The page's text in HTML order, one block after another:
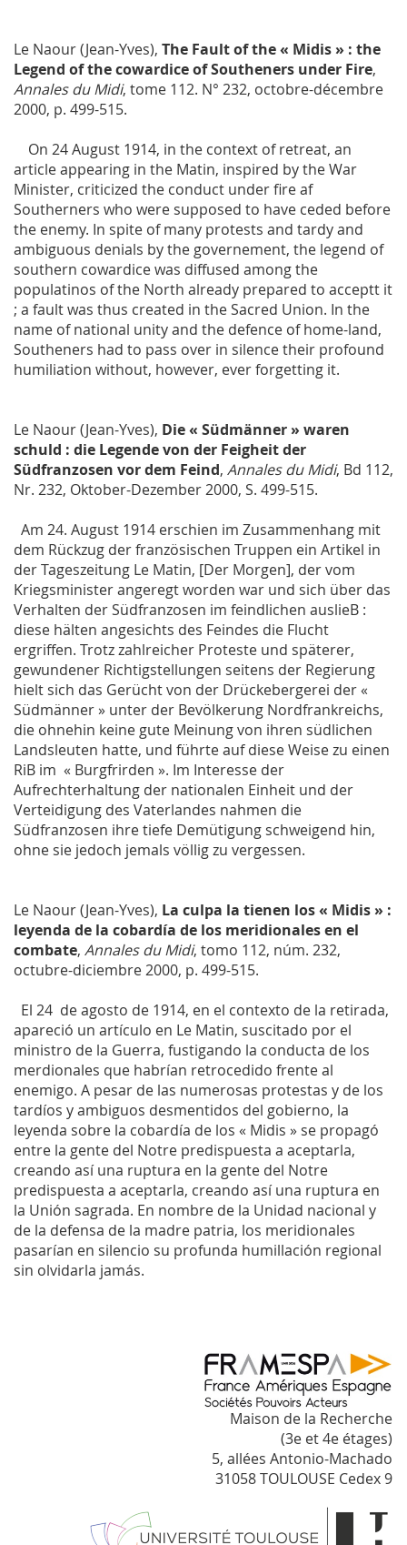
Le Naour (Jean-Yves), The Fault of the « Midis » : the
Legend of the cowardice of Southeners under Fire,
Annales du Midi, tome 112. N° 232, octobre-décembre
2000, p. 499-515.
On 24 August 1914, in the context of retreat, an
article appearing in the Matin, inspired by the War
Minister, criticized the conduct under fire af
Southerners who were supposed to have ceded before
the enemy. In spite of many protests and tardy and
ambiguous denials by the governement, the legend of
southern cowardice was diffused among the
populatinos of the North already prepared to acceptt it
; a fault was thus created in the Sacred Union. In the
name of national unity and the defence of home-land,
Southeners had to pass over in silence their profound
humiliation without, however, ever forgetting it.
Le Naour (Jean-Yves), Die « Südmänner » waren
schuld : die Legende von der Feigheit der
Südfranzosen vor dem Feind, Annales du Midi, Bd 112,
Nr. 232, Oktober-Dezember 2000, S. 499-515.
Am 24. August 1914 erschien im Zusammenhang mit
dem Rückzug der französischen Truppen ein Artikel in
der Tageszeitung Le Matin, [Der Morgen], der vom
Kriegsminister angeregt worden war und sich über das
Verhalten der Südfranzosen im feindlichen auslieB :
diese hälten angesichts des Feindes die Flucht
ergriffen. Trotz zahlreicher Proteste und späterer,
gewundener Richtigstellungen seitens der Regierung
hielt sich das Gerücht von der Drückebergerei der «
Südmänner » unter der Bevölkerung Nordfrankreichs,
die ohnehin keine gute Meinung von ihren südlichen
Landsleuten hatte, und führte auf diese Weise zu einen
RiB im « Burgfrirden ». Im Interesse der
Aufrechterhaltung der nationalen Einheit und der
Verteidigung des Vaterlandes nahmen die
Südfranzosen ihre tiefe Demütigung schweigend hin,
ohne sie jedoch jemals völlig zu vergessen.
Le Naour (Jean-Yves), La culpa la tienen los « Midis » :
leyenda de la cobardía de los meridionales en el
combate, Annales du Midi, tomo 112, núm. 232,
octubre-diciembre 2000, p. 499-515.
El 24 de agosto de 1914, en el contexto de la retirada,
apareció un artículo en Le Matin, suscitado por el
ministro de la Guerra, fustigando la conducta de los
merdionales que habrían retrocedido frente al
enemigo. A pesar de las numerosas protestas y de los
tardíos y ambiguos desmentidos del gobierno, la
leyenda sobre la cobardía de los « Midis » se propagó
entre la gente del Notre predispuesta a aceptarla,
creando así una ruptura en la gente del Notre
predispuesta a aceptarla, creando así una ruptura en
la Unión sagrada. En nombre de la Unidad nacional y
de la defensa de la madre patria, los meridionales
pasarían en silencio su profunda humillación regional
sin olvidarla jamás.
Maison de la Recherche
(3e et 4e étages)
5, allées Antonio-Machado
31058 TOULOUSE Cedex 9